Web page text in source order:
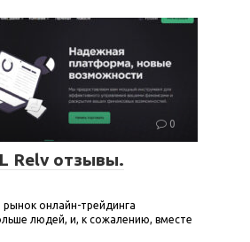
0
Relv отзывы.
онлайн-трейдинга
людей, и, к сожалению, вместе